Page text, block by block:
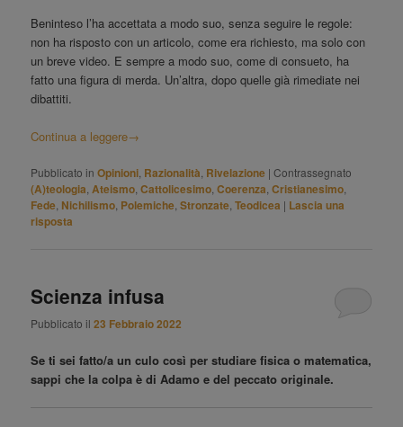
Beninteso l’ha accettata a modo suo, senza seguire le regole:
non ha risposto con un articolo, come era richiesto, ma solo con
un breve video. E sempre a modo suo, come di consueto, ha
fatto una figura di merda. Un’altra, dopo quelle già rimediate nei
dibattiti.
Continua a leggere→
Pubblicato in Opinioni Razionalità Rivelazione |Contrassegnato
(A)teologia Ateismo ,Cattolicesimo ,Coerenza ,Cristianesimo
Fede Nichilismo Polemiche ,Stronzate ,Teodicea | Lascia una
risposta
Scienza infusa
Pubblicato il23 Febbraio 2022
Se ti sei fatto/a un culo così per studiare fisica o matematica,
sappi che la colpa è di Adamo e del peccato originale.